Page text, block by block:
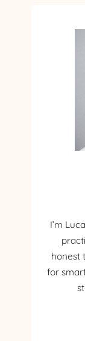
I’m
honest
for